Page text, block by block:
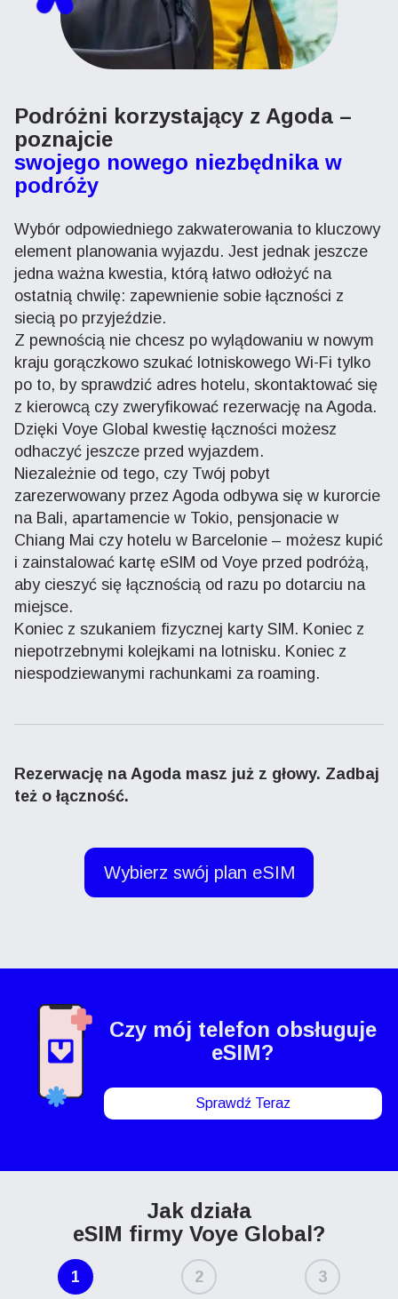
Podróżni korzystający z Agoda –
poznajcie
swojego nowego niezbędnika w
podróży
Wybór odpowiedniego zakwaterowania to kluczowy
element planowania wyjazdu. Jest jednak jeszcze
jedna ważna kwestia, którą łatwo odłożyć na
ostatnią chwilę: zapewnienie sobie łączności z
siecią po przyjeździe.
Z pewnością nie chcesz po wylądowaniu w nowym
kraju gorączkowo szukać lotniskowego Wi-Fi tylko
po to, by sprawdzić adres hotelu, skontaktować się
z kierowcą czy zweryfikować rezerwację na Agoda.
Dzięki Voye Global kwestię łączności możesz
odhaczyć jeszcze przed wyjazdem.
Niezależnie od tego, czy Twój pobyt
zarezerwowany przez Agoda odbywa się w kurorcie
na Bali, apartamencie w Tokio, pensjonacie w
Chiang Mai czy hotelu w Barcelonie – możesz kupić
i zainstalować kartę eSIM od Voye przed podróżą,
aby cieszyć się łącznością od razu po dotarciu na
miejsce.
Koniec z szukaniem fizycznej karty SIM. Koniec z
niepotrzebnymi kolejkami na lotnisku. Koniec z
niespodziewanymi rachunkami za roaming.
Rezerwację na Agoda masz już z głowy. Zadbaj
też o łączność.
Wybierz swój plan eSIM
Czy mój telefon obsługuje
eSIM?
Sprawdź Teraz
Jak działa
eSIM firmy Voye Global?
1 2 3